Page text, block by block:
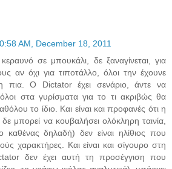
AM, December 18, 2011
σε μπουκάλι, δε ξαναγίνεται, για
αν όχι για τιποτάλλο, όλοι την έχουνε
Ο Dictator έχει σενάριο, άντε να
στα γυρίσματα για το τι ακριβώς θα
το ίδιο. Και είναι και προφανές ότι η
μπορεί να κουβαλήσει ολόκληρη ταινία,
δηλαδή) δεν είναι ηλίθιος που
χαρακτήρες. Και είναι και σίγουρο στη
δεν έχει αυτή τη προσέγγιση που